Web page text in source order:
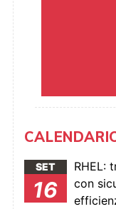
SET
16
RHEL:
con